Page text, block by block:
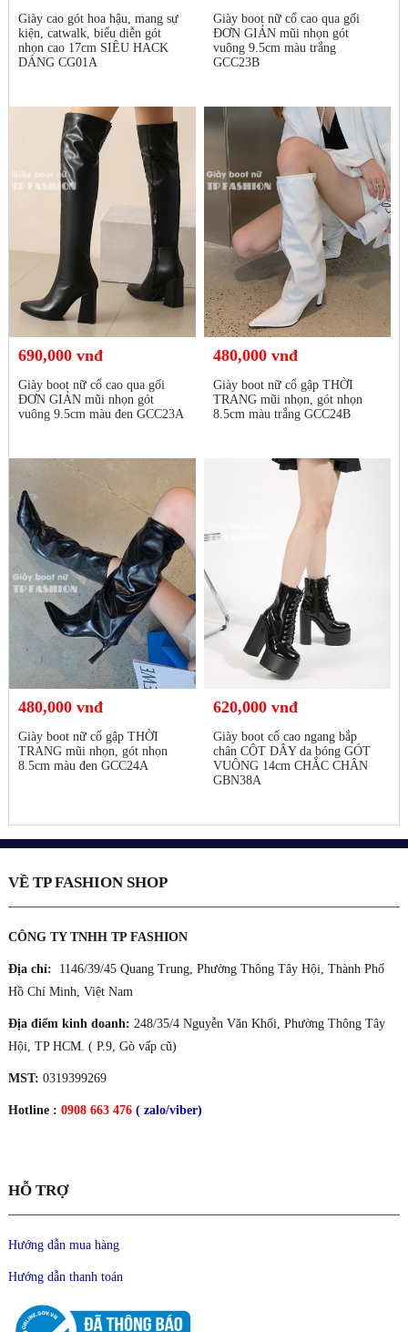
Giày cao gót hoa hậu, mang sự
kiện, catwalk, biểu diễn gót
nhọn cao 17cm SIÊU HACK
DÁNG CG01A
Giày boot nữ cổ cao qua gối
ĐƠN GIẢN mũi nhọn gót
vuông 9.5cm màu trắng
GCC23B
690,000 vnđ
Giày boot nữ cổ cao qua gối
ĐƠN GIẢN mũi nhọn gót
vuông 9.5cm màu đen GCC23A
480,000 vnđ
Giày boot nữ cổ gập THỜI
TRANG mũi nhọn, gót nhọn
8.5cm màu trắng GCC24B
480,000 vnđ
Giày boot nữ cổ gập THỜI
TRANG mũi nhọn, gót nhọn
8.5cm màu đen GCC24A
620,000 vnđ
Giày boot cổ cao ngang bắp
chân CỘT DÂY da bóng GÓT
VUÔNG 14cm CHẮC CHÂN
GBN38A
VỀ TP FASHION SHOP
CÔNG TY TNHH TP FASHION
Địa chỉ: 1146/39/45 Quang Trung, Phường Thông Tây Hội, Thành Phố
Hồ Chí Minh, Việt Nam
Địa điểm kinh doanh: 248/35/4 Nguyễn Văn Khối, Phường Thông Tây
Hội, TP HCM. ( P.9, Gò vấp cũ)
MST: 0319399269
Hotline : 0908 663 476 ( zalo/viber)
HỖ TRỢ
Hướng dẫn mua hàng
Hướng dẫn thanh toán